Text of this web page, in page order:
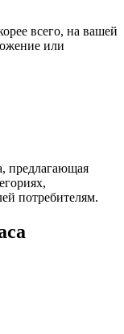
всего, на вашей
или
предлагающая
потребителям.